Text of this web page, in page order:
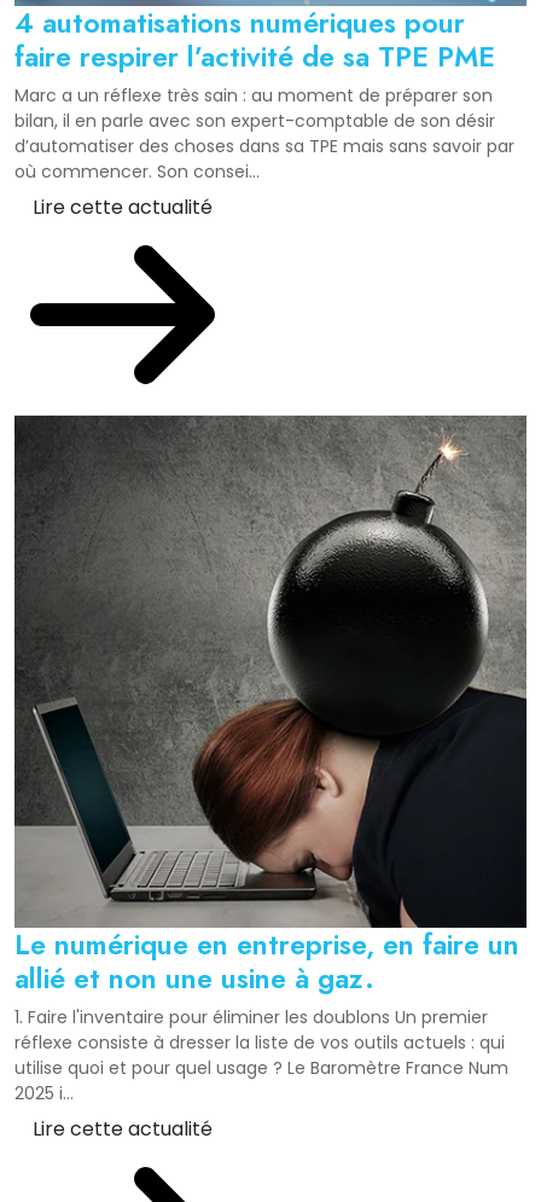
4 automatisations numériques pour
faire respirer l’activité de sa TPE PME
Marc a un réflexe très sain : au moment de préparer son
bilan, il en parle avec son expert-comptable de son désir
d’automatiser des choses dans sa TPE mais sans savoir par
où commencer. Son consei...
Lire cette actualité
Le numérique en entreprise, en faire un
allié et non une usine à gaz.
1. Faire l'inventaire pour éliminer les doublons Un premier
réflexe consiste à dresser la liste de vos outils actuels : qui
utilise quoi et pour quel usage ? Le Baromètre France Num
2025 i...
Lire cette actualité